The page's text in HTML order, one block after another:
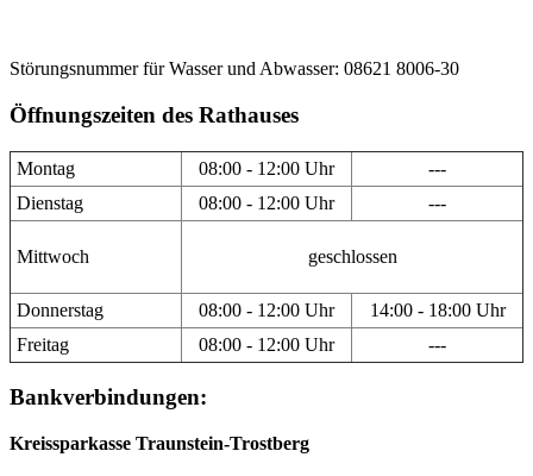
Störungsnummer für Wasser und Abwasser: 08621 8006-30
Öffnungszeiten des Rathauses
Montag 08:00 - 12:00 Uhr
---
Dienstag
08:00 - 12:00 Uhr ---
Mittwoch geschlossen
Donnerstag 08:00 - 12:00 Uhr
14:00 - 18:00 Uhr
Freitag
08:00 - 12:00 Uhr ---
Bankverbindungen:
Kreissparkasse Traunstein-Trostberg